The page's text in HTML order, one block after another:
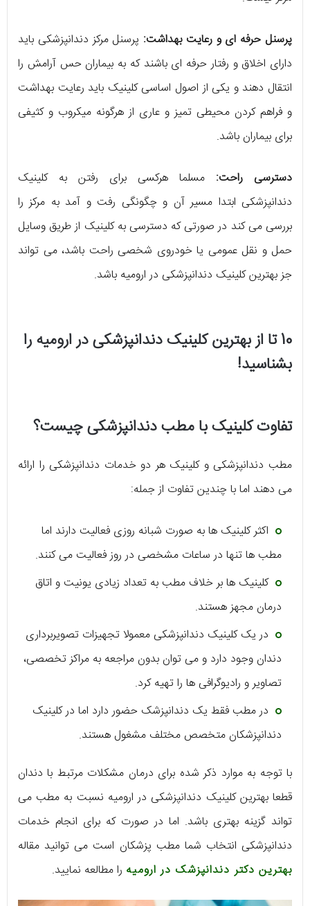
پرسنل حرفه ای و رعایت بهداشت: پرسنل مرکز دندانپزشکی باید
دارای اخلاق و رفتار حرفه ای باشند که به بیماران حس آرامش را
انتقال دهند و یکی از اصول اساسی کلینیک باید رعایت بهداشت
و فراهم کردن محیطی تمیز و عاری از هرگونه میکروب و کثیفی
برای بیماران باشد.
دسترسی راحت: مسلما هرکسی برای رفتن به کلینیک
دندانپزشکی ابتدا مسیر آن و چگونگی رفت و آمد به مرکز را
بررسی می کند در صورتی که دسترسی به کلینیک از طریق وسایل
حمل و نقل عمومی یا خودروی شخصی راحت باشد، می تواند
جز بهترین کلینیک دندانپزشکی در ارومیه باشد.
10 تا از بهترین کلینیک دندانپزشکی در ارومیه را
بشناسید!
تفاوت کلینیک با مطب دندانپزشکی چیست؟
مطب دندانپزشکی و کلینیک هر دو خدمات دندانپزشکی را ارائه
می دهند اما با چندین تفاوت از جمله:
اکثر کلینیک ها به صورت شبانه روزی فعالیت دارند اما
مطب ها تنها در ساعات مشخصی در روز فعالیت می کنند.
کلینیک ها بر خلاف مطب به تعداد زیادی یونیت و اتاق
درمان مجهز هستند.
در یک کلینیک دندانپزشکی معمولا تجهیزات تصویربرداری
دندان وجود دارد و می توان بدون مراجعه به مراکز تخصصی،
تصاویر و رادیوگرافی ها را تهیه کرد.
در مطب فقط یک دندانپزشک حضور دارد اما در کلینیک
دندانپزشکان متخصص مختلف مشغول هستند.
با توجه به موارد ذکر شده برای درمان مشکلات مرتبط با دندان
قطعا بهترین کلینیک دندانپزشکی در ارومیه نسبت به مطب می
تواند گزینه بهتری باشد. اما در صورت که برای انجام خدمات
دندانپزشکی انتخاب شما مطب پزشکان است می توانید مقاله
بهترین دکتر دندانپزشک در ارومیه را مطالعه نمایید.